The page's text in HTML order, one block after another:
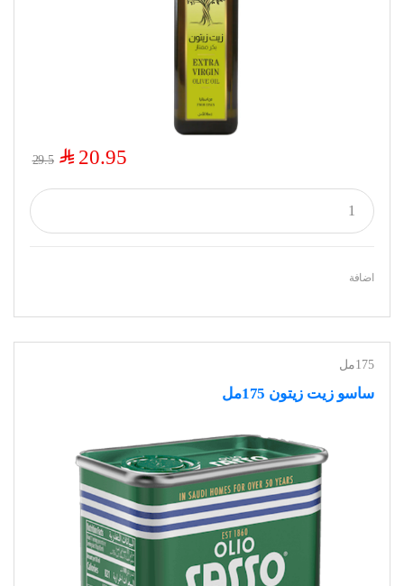
20.95
$
29.5
اضافة
175مل
ساسو زيت زيتون 175مل